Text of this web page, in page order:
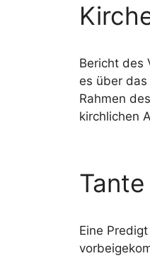
Bericht des
es über
Rahmen
kirchlichen
Eine